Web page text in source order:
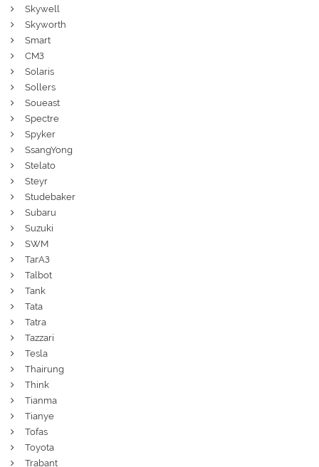
Skywell
Skyworth
Smart
СМЗ
Solaris
Sollers
Soueast
Spectre
Spyker
SsangYong
Stelato
Steyr
Studebaker
Subaru
Suzuki
SWM
ТагАЗ
Talbot
Tank
Tata
Tatra
Tazzari
Tesla
Thairung
Think
Tianma
Tianye
Tofas
Toyota
Trabant